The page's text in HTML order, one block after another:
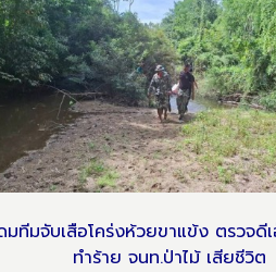
มทีมจับเสือโคร่งห้วยขาแข้ง ตรวจดี
ทำร้าย จนท.ป่าไม้ เสียชีวิต